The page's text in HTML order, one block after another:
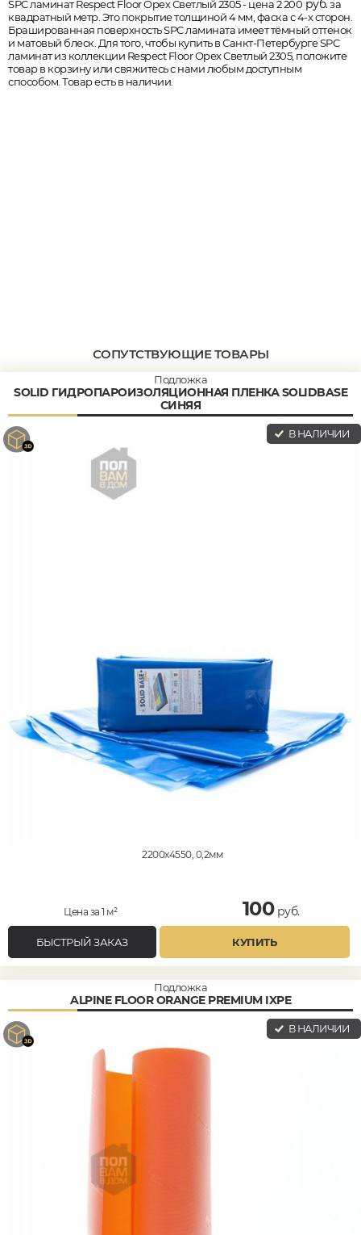
SPC ламинат Respect Floor Орех Светлый 2305 - цена 2 200 руб.за
квадратный метр. Это покрытие толщиной 4 мм, фаска с 4-х сторон.
Брашированная поверхность SPC ламината имеет тёмный оттенок
и матовый блеск. Для того, чтобы купить в Санкт-Петербурге SPC
ламинат из коллекции Respect Floor Орех Светлый 2305, положите
товар в корзину или свяжитесь с нами любым доступным
способом. Товар есть в наличии.
СОПУТСТВУЮЩИЕ ТОВАРЫ
Подложка
SOLID ГИДРОПАРОИЗОЛЯЦИОННАЯ ПЛЕНКА SOLIDBASE
СИНЯЯ
В НАЛИЧИИ
2200x4550, 0,2мм
Цена за 1 м² 100руб.
БЫСТРЫЙ ЗАКАЗ КУПИТЬ
Подложка
ALPINE FLOOR ORANGE PREMIUM IXPE
В НАЛИЧИИ